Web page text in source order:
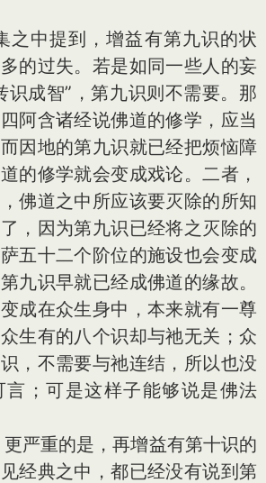
到，增益有第九识的状
的过失。若是如同一些人的妄
识成智”，第九识则不需要。那
阿含诸经说佛道的修学，应当
因地的第九识就已经把烦恼障
的修学就会变成戏论。二者，
佛道之中所应该要灭除的所知
，因为第九识已经将之灭除的
五十二个阶位的施设也会变成
九识早就已经成佛道的缘故。
成在众生身中，本来就有一尊
生有的八个识却与祂无关；众
，不需要与祂连结，所以也没
言；可是这样子能够说是佛法
的是，再增益有第十识的
经典之中，都已经没有说到第